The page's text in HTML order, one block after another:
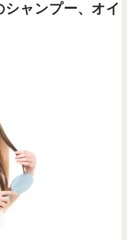
ャンプー、オイ